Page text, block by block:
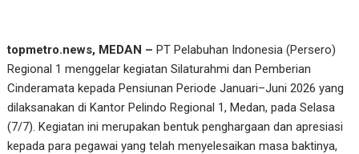
topmetro.news, MEDAN – PT Pelabuhan Indonesia (Persero)
Regional 1 menggelar kegiatan Silaturahmi dan Pemberian
Cinderamata kepada Pensiunan Periode Januari–Juni 2026 yang
dilaksanakan di Kantor Pelindo Regional 1, Medan, pada Selasa
(7/7). Kegiatan ini merupakan bentuk penghargaan dan apresiasi
kepada para pegawai yang telah menyelesaikan masa baktinya,